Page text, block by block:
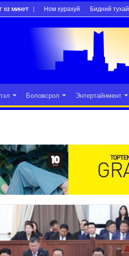
02 МИНУТ Ном хурахуй Бидний тухай
Боловсрол Энтертайнмент